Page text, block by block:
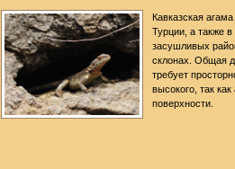
Кавказская
Турции, а также
засушливых
склонах. Общая
требует
высокого, так
поверхности.